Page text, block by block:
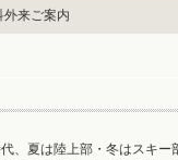
来ご案内
、夏は陸上部・冬はスキ